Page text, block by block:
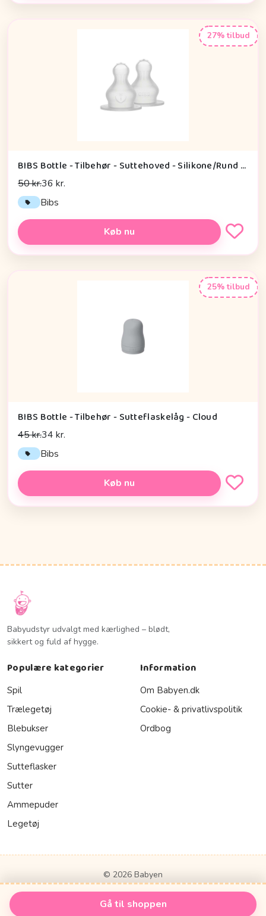
Gå til shoppen
27% tilbud
BIBS Bottle - Tilbehør - Suttehoved - Silikone/Rund - 2-Pak - Thick Flow
50 kr.36 kr.
Bibs
Køb nu
25% tilbud
BIBS Bottle - Tilbehør - Sutteflaskelåg - Cloud
45 kr.34 kr.
Bibs
Køb nu
Babyudstyr udvalgt med kærlighed – blødt,
sikkert og fuld af hygge.
Populære kategorier
Spil
Trælegetøj
Blebukser
Slyngevugger
Sutteflasker
Sutter
Ammepuder
Legetøj
Information
Om Babyen.dk
Cookie- & privatlivspolitik
Ordbog
© 2026 Babyen